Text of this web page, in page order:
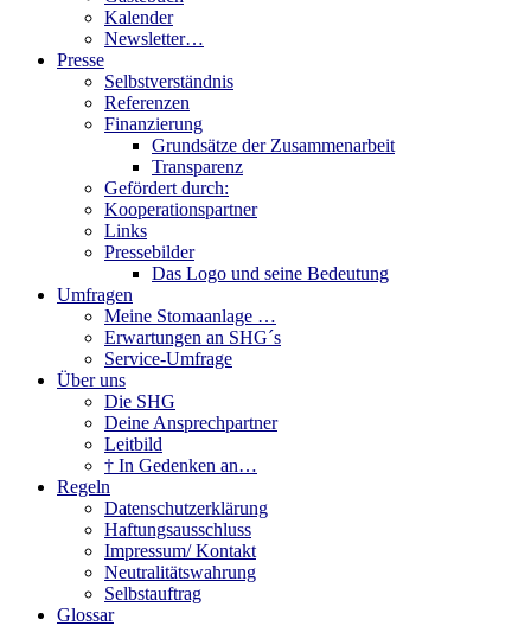
Kalender
Newsletter…
Presse
Selbstverständnis
Referenzen
Finanzierung
Grundsätze der Zusammenarbeit
Transparenz
Gefördert durch:
Kooperationspartner
Links
Pressebilder
Das Logo und seine Bedeutung
Umfragen
Meine Stomaanlage …
Erwartungen an SHG´s
Service-Umfrage
Über uns
Die SHG
Deine Ansprechpartner
Leitbild
† In Gedenken an…
Regeln
Datenschutzerklärung
Haftungsausschluss
Impressum/ Kontakt
Neutralitätswahrung
Selbstauftrag
Glossar